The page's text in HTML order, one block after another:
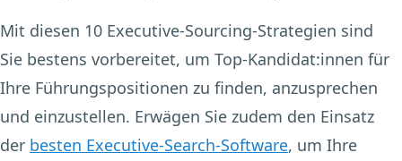
Mit diesen 10 Executive-Sourcing-Strategien sind
Sie bestens vorbereitet, um Top-Kandidat:innen für
Ihre Führungspositionen zu finden, anzusprechen
und einzustellen. Erwägen Sie zudem den Einsatz
der besten Executive-Search-Software, um Ihre